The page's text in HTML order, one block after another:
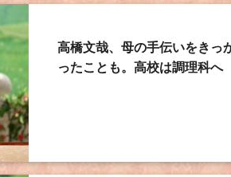
』の放送日は、未定です。
夫さん＆音無美紀子さん』の放送日は
代を彩った歌手＆アイドル編』が放
高橋文哉、母の手伝いをきっ
ったことも。高校は調理科へ